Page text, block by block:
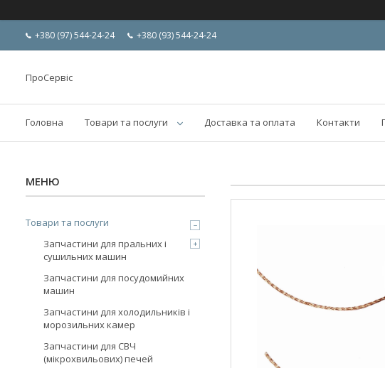
+380 (97) 544-24-24 +380 (93) 544-24-24
ПроСервіс
Головна Товари та послуги Доставка та оплата Контакти
Товари та послуги
Запчастини для пральних і
сушильних машин
Запчастини для посудомийних
машин
Запчастини для холодильників і
морозильних камер
Запчастини для СВЧ
(мікрохвильових) печей